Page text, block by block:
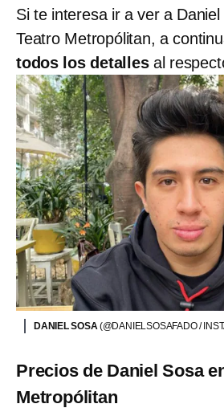
Si te interesa ir a ver a Daniel
Teatro Metropólitan, a
todos los detallesal
DANIEL SOSA(@DANIELSOSAFADO /
Precios de Daniel Sosa
Metropólitan